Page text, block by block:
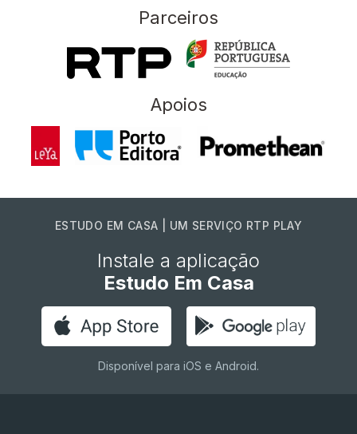
Parceiros
Apoios
ESTUDO EM CASA | UM SERVIÇO RTP PLAY
Instale a aplicação
Estudo Em Casa
Disponível para iOS e Android.